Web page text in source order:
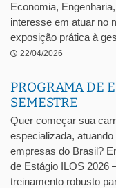
Economia,
interesse em atuar no
exposição prática à
22/04/2026
PROGRAMA DE
SEMESTRE
Quer começar sua
especializada,
empresas do Brasil?
de Estágio ILOS 2026
treinamento robusto